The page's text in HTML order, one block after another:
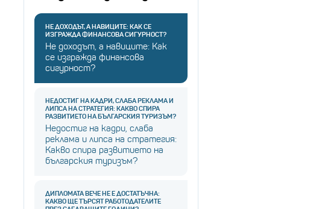
НЕ ДОХОДЪТ, А НАВИЦИТЕ: КАК СЕ
ИЗГРАЖДА ФИНАНСОВА СИГУРНОСТ?
Не доходът, а навиците: Как
се изгражда финансова
сигурност?
НЕДОСТИГ НА КАДРИ, СЛАБА РЕКЛАМА И
ЛИПСА НА СТРАТЕГИЯ: КАКВО СПИРА
РАЗВИТИЕТО НА БЪЛГАРСКИЯ ТУРИЗЪМ?
Недостиг на кадри, слаба
реклама и липса на стратегия:
Какво спира развитието на
българския туризъм?
ДИПЛОМАТА ВЕЧЕ НЕ Е ДОСТАТЪЧНА:
КАКВО ЩЕ ТЪРСЯТ РАБОТОДАТЕЛИТЕ